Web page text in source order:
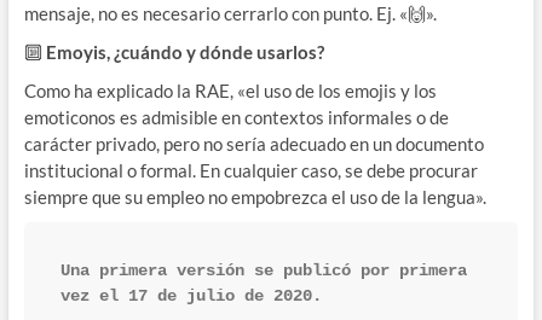
mensaje, no es necesario cerrarlo con punto. Ej. «🙌».
🔟 Emoyis, ¿cuándo y dónde usarlos?
Como ha explicado la RAE, «el uso de los emojis y los
emoticonos es admisible en contextos informales o de
carácter privado, pero no sería adecuado en un documento
institucional o formal. En cualquier caso, se debe procurar
siempre que su empleo no empobrezca el uso de la lengua».
Una primera versión se publicó por primera
vez el 17 de julio de 2020.